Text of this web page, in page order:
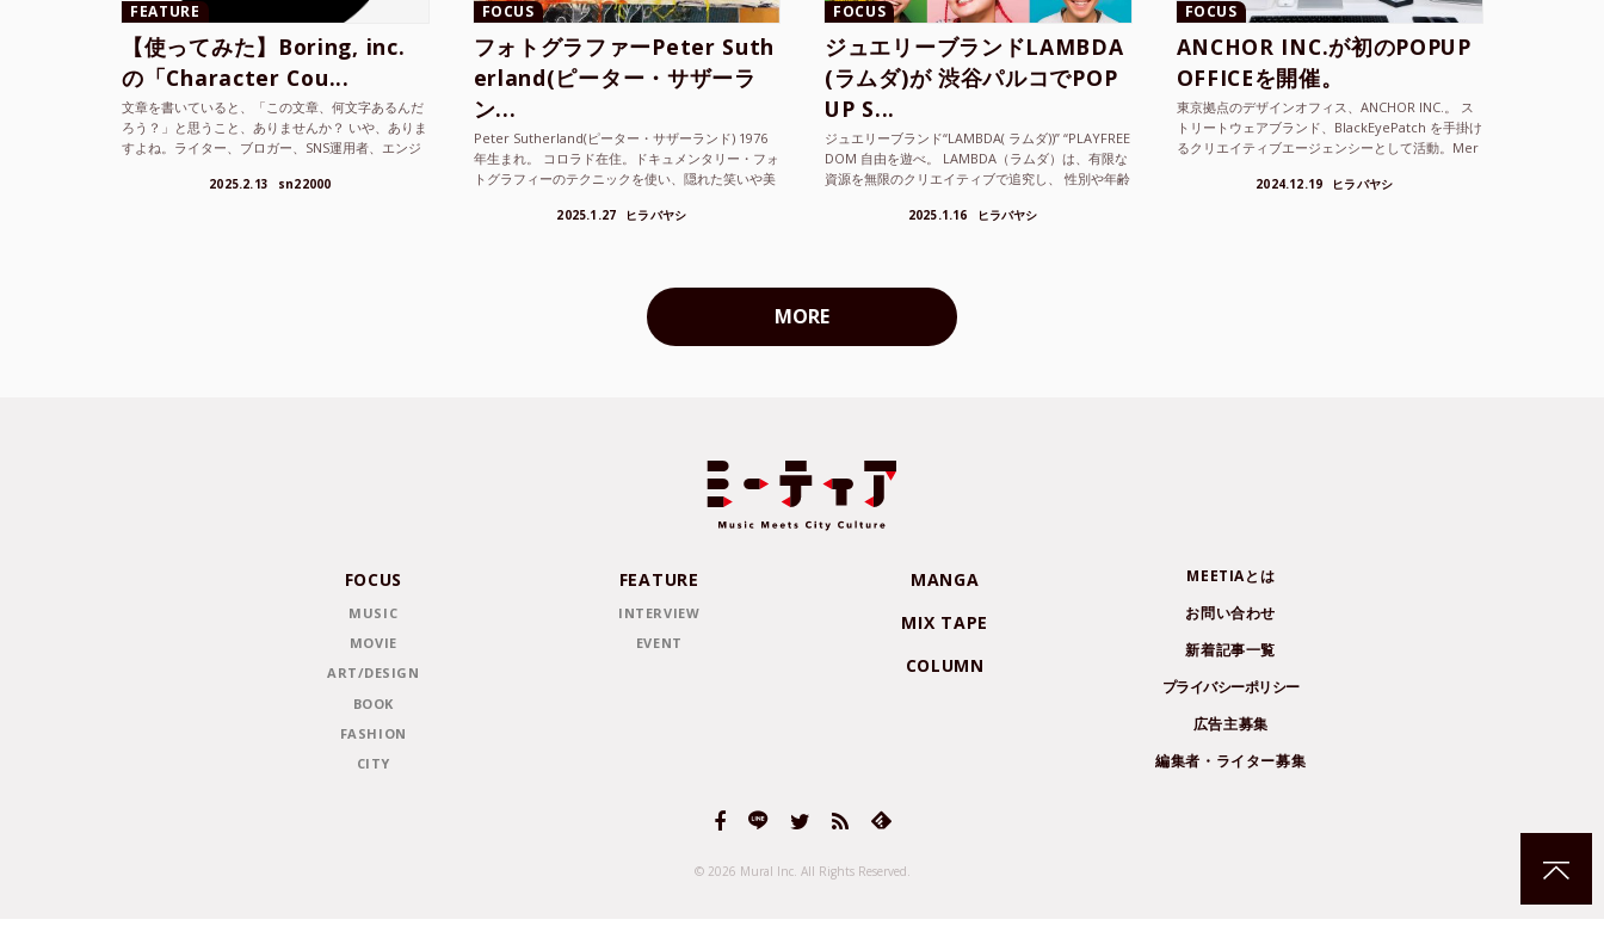
FEATURE
【使ってみた】Boring, inc.
の「Character Cou...
文章を書いていると、「この文章、何文字あるんだ
ろう？」と思うこと、ありませんか？ いや、ありま
すよね。ライター、ブロガー、SNS運用者、エンジ
2025.2.13 sn22000
FOCUS
フォトグラファーPeter Suth
erland(ピーター・サザーラ
ン...
Peter Sutherland(ピーター・サザーランド) 1976
年生まれ。 コロラド在住。ドキュメンタリー・フォ
トグラフィーのテクニックを使い、隠れた笑いや美
2025.1.27 ヒラバヤシ
FOCUS
ジュエリーブランドLAMBDA
(ラムダ)が 渋谷パルコでPOP
UP S...
ジュエリーブランド“LAMBDA( ラムダ))” “PLAYFREE
DOM 自由を遊べ。 LAMBDA（ラムダ）は、有限な
資源を無限のクリエイティブで追究し、 性別や年齢
2025.1.16 ヒラバヤシ
FOCUS
ANCHOR INC.が初のPOPUP
OFFICEを開催。
東京拠点のデザインオフィス、ANCHOR INC.。 ス
トリートウェアブランド、BlackEyePatch を手掛け
るクリエイティブエージェンシーとして活動。Mer
2024.12.19 ヒラバヤシ
MORE
FOCUS
MUSIC
MOVIE
ART/DESIGN
BOOK
FASHION
CITY
FEATURE
INTERVIEW
EVENT
MANGA
MIX TAPE
COLUMN
MEETIAとは
お問い合わせ
新着記事一覧
プライバシーポリシー
広告主募集
編集者・ライター募集
© 2026 Mural Inc. All Rights Reserved.